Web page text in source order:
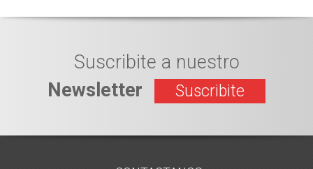
Suscribite a nuestro
Newsletter
Suscribite